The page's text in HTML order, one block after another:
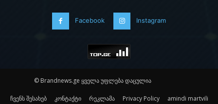
Facebook Instagram
© Brandnews.ge ყველა უფლება დაცულია
ჩვენს შესახებ კონტაქტი რეკლამა Privacy Policy amindi martvili